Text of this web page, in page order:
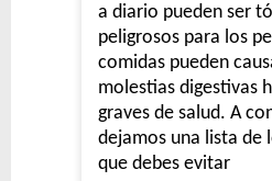
a diario pueden ser
peligrosos para los
comidas pueden
molestias digestivas
graves de salud. A
dejamos una lista de
que debes evitar